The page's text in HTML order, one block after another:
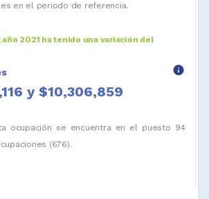
en el periodo de referencia.
2021 ha tenido una variación del
info
y $10,306,859
ocupación se encuentra en el puesto 94
(676).